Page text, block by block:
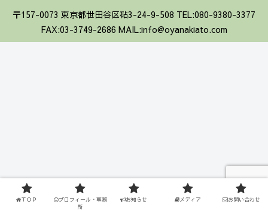
〒157-0073 東京都世田谷区砧3-24-9-508 TEL:080-9380-3377
FAX:03-3749-2686 MAIL:info@oyanakiato.com
ＴＯＰ
プロフィール・事務
所
お知らせ メディア お問い合わせ